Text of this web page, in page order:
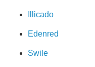
Illicado
Edenred
Swile